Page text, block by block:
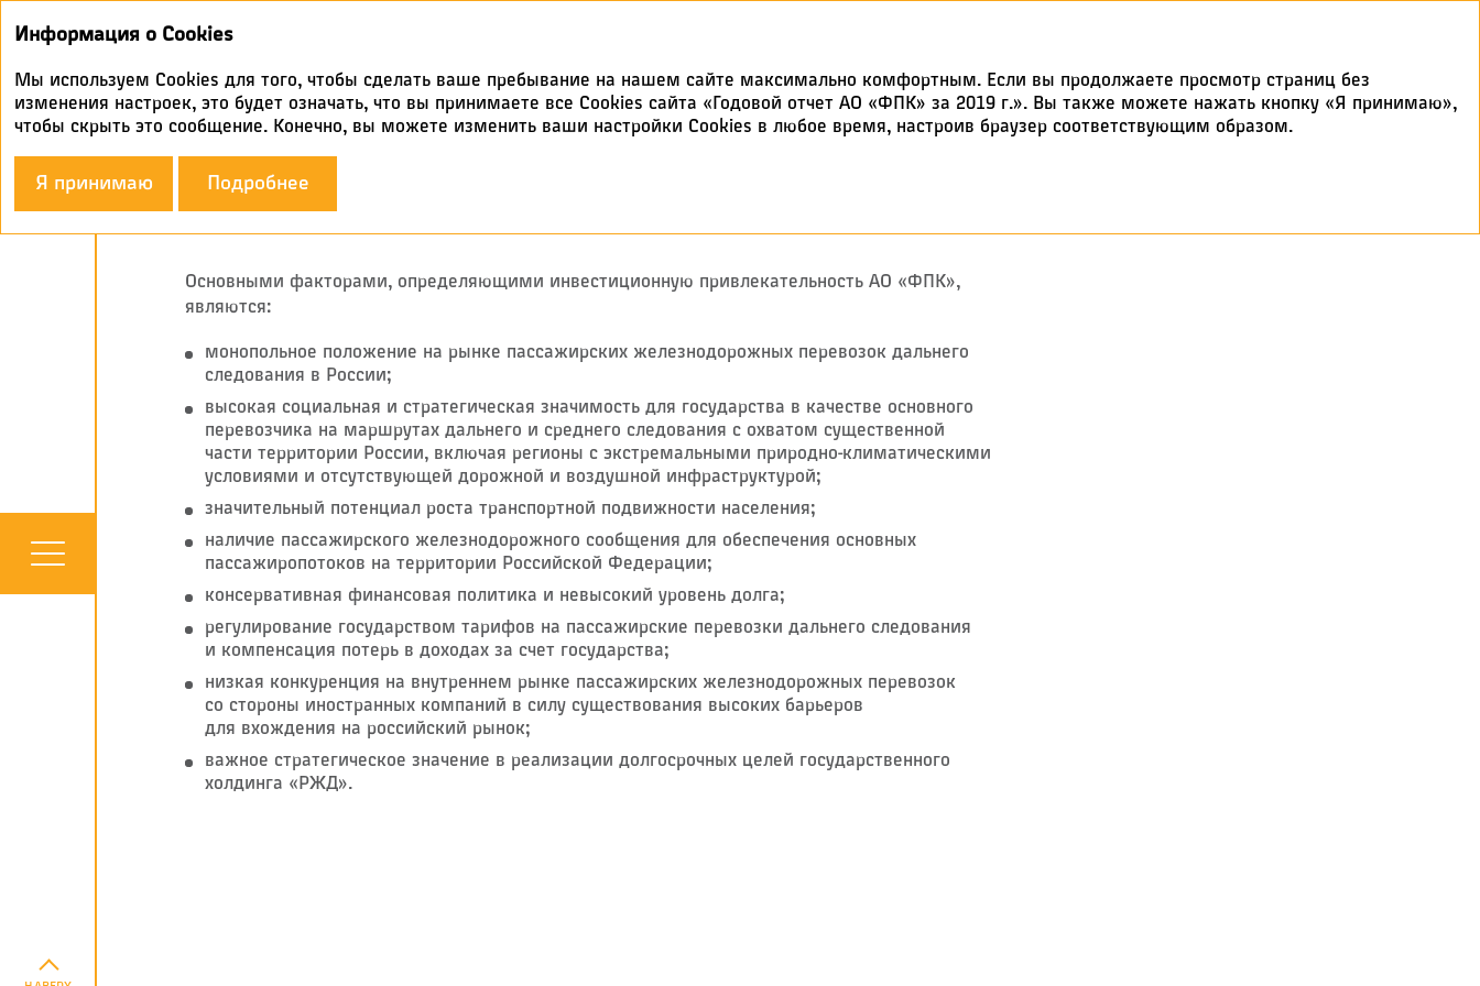
Инвестиционная привлекательность
Основными факторами, определяющими инвестиционную привлекательность АО «ФПК»,
являются:
монопольное положение на рынке пассажирских железнодорожных перевозок дальнего
следования в России;
высокая социальная и стратегическая значимость для государства в качестве основного
перевозчика на маршрутах дальнего и среднего следования с охватом существенной
части территории России, включая регионы с экстремальными природно-климатическими
условиями и отсутствующей дорожной и воздушной инфраструктурой;
значительный потенциал роста транспортной подвижности населения;
наличие пассажирского железнодорожного сообщения для обеспечения основных
пассажиропотоков на территории Российской Федерации;
консервативная финансовая политика и невысокий уровень долга;
регулирование государством тарифов на пассажирские перевозки дальнего следования
и компенсация потерь в доходах за счет государства;
низкая конкуренция на внутреннем рынке пассажирских железнодорожных перевозок
со стороны иностранных компаний в силу существования высоких барьеров
для вхождения на российский рынок;
важное стратегическое значение в реализации долгосрочных целей государственного
холдинга «РЖД».
Информация о Cookies
Мы используем Cookies для того, чтобы сделать ваше пребывание на нашем сайте максимально комфортным. Если вы продолжаете просмотр страниц без
изменения настроек, это будет означать, что вы принимаете все Cookies сайта «Годовой отчет АО «ФПК» за 2019 г.». Вы также можете нажать кнопку «Я принимаю»,
чтобы скрыть это сообщение. Конечно, вы можете изменить ваши настройки Cookies в любое время, настроив браузер соответствующим образом.
Я принимаю Подробнее